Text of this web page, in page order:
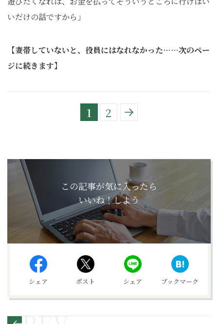
いだけの話ですから」
【妻帯していないと、役員にはなれなかった……次のペー
ジに続きます】
1 2
この記事が気に入ったら
いいね！しよう
シェア ポスト シェア ブックマーク